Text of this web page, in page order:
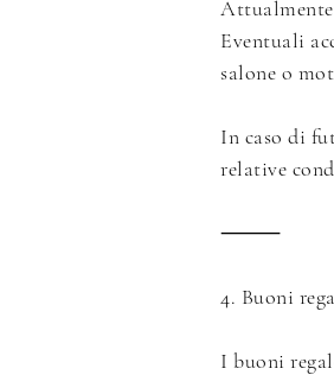
Eventuali
salone o
In caso di
relative
⸻
4. Buoni
I buoni